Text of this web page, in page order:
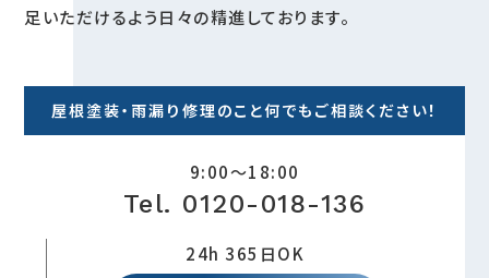
足いただけるよう日々の精進しております。
屋根塗装・雨漏り修理のこと何でもご相談ください！
9:00～18:00
Tel. 0120-018-136
24h 365日OK